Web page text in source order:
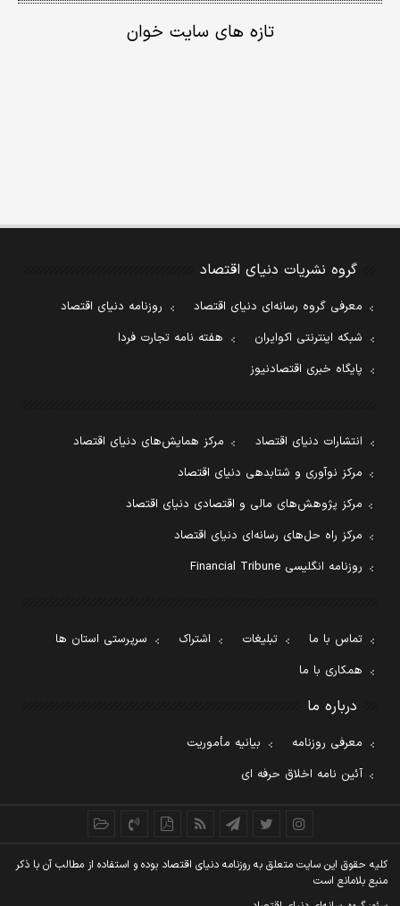
تازه های سایت خوان
گروه نشریات دنیای اقتصاد
معرفی گروه رسانه‌ای دنیای اقتصاد
روزنامه دنیای اقتصاد
شبکه اینترنتی اکوایران
هفته نامه تجارت فردا
پایگاه خبری اقتصادنیوز
انتشارات دنیای اقتصاد
مرکز همایش‌های دنیای اقتصاد
مرکز نوآوری و شتابدهی دنیای اقتصاد
مرکز پژوهش‌های مالی و اقتصادی دنیای اقتصاد
مرکز راه حل‌های رسانه‌ای دنیای اقتصاد
روزنامه انگلیسی Financial Tribune
تماس با ما تبلیغات اشتراک
سرپرستی استان ها
همکاری با ما
درباره ما
معرفی روزنامه
بیانیه مأموریت
آئین نامه اخلاق حرفه ای
کليه حقوق اين سايت متعلق به روزنامه دنيای اقتصاد بوده و استفاده از مطالب آن با ذکر
منبع بلامانع است